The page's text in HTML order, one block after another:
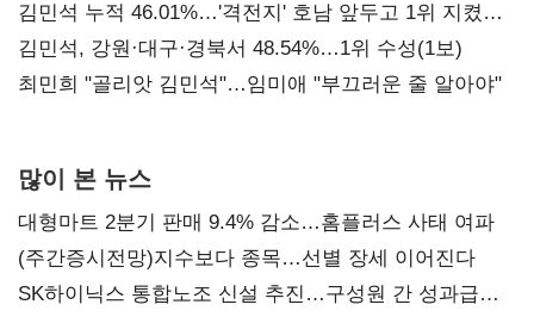
김민석 누적 46.01%…'격전지' 호남 앞두고 1위 지켰다
(2보)
김민석, 강원·대구·경북서 48.54%…1위 수성(1보)
최민희 "골리앗 김민석"…임미애 "부끄러운 줄 알아야"
많이 본 뉴스
대형마트 2분기 판매 9.4% 감소…홈플러스 사태 여파
(주간증시전망)지수보다 종목…선별 장세 이어진다
SK하이닉스 통합노조 신설 추진…구성원 간 성과급